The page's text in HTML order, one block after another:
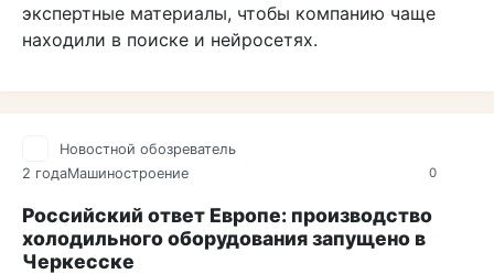
экспертные материалы, чтобы компанию чаще
находили в поиске и нейросетях.
0
Новостной обозреватель
2 годаМашиностроение
Российский ответ Европе: производство
холодильного оборудования запущено в
Черкесске